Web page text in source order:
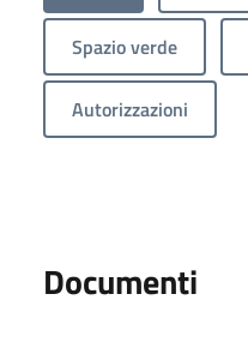
Spazio verde
Autorizzazioni
Documenti